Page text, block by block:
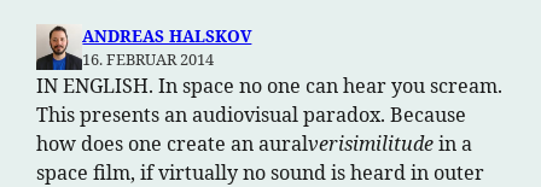
ANDREAS HALSKOV
16. FEBRUAR 2014
IN ENGLISH. In space no one can hear you scream.
This presents an audiovisual paradox. Because
how does one create an auralverisimilitudein a
space film, if virtually no sound is heard in outer